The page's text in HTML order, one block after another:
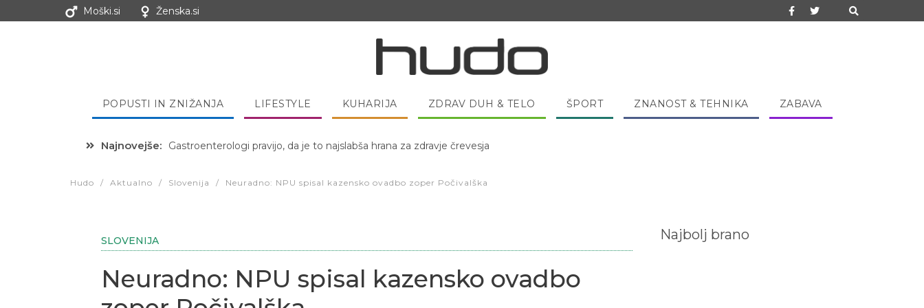
Moški.si Ženska.si
POPUSTI IN ZNIŽANJA LIFESTYLE KUHARIJA ZDRAV DUH & TELO ŠPORT ZNANOST & TEHNIKA ZABAVA
Najnovejše: Hibernacijska dieta: Zakaj je pred spanjem dobro pojesti žlico medu?
Hudo / Aktualno / Slovenija / Neuradno: NPU spisal kazensko ovadbo zoper Počivalška
SLOVENIJA
Neuradno: NPU spisal kazensko ovadbo
Najbolj brano